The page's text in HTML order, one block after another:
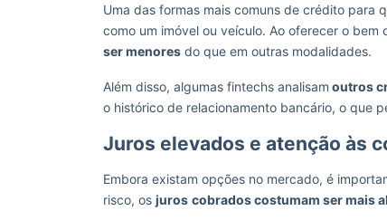
Uma das formas mais comuns de crédito para
como um imóvel ou veículo. Ao oferecer o
ser menores do que em outras modalidades.
Além disso, algumas fintechs analisam outros
o histórico de relacionamento bancário, o que
Juros elevados e atenção às
Embora existam opções no mercado, é
risco, os juros cobrados costumam ser mais